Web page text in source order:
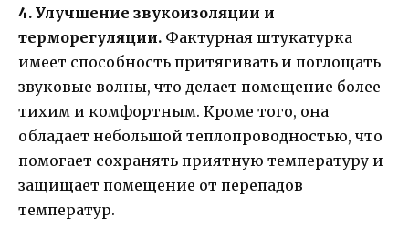
4. Улучшение звукоизоляции и
терморегуляции. Фактурная штукатурка
имеет способность притягивать и поглощать
звуковые волны, что делает помещение более
тихим и комфортным. Кроме того, она
обладает небольшой теплопроводностью, что
помогает сохранять приятную температуру и
защищает помещение от перепадов
температур.